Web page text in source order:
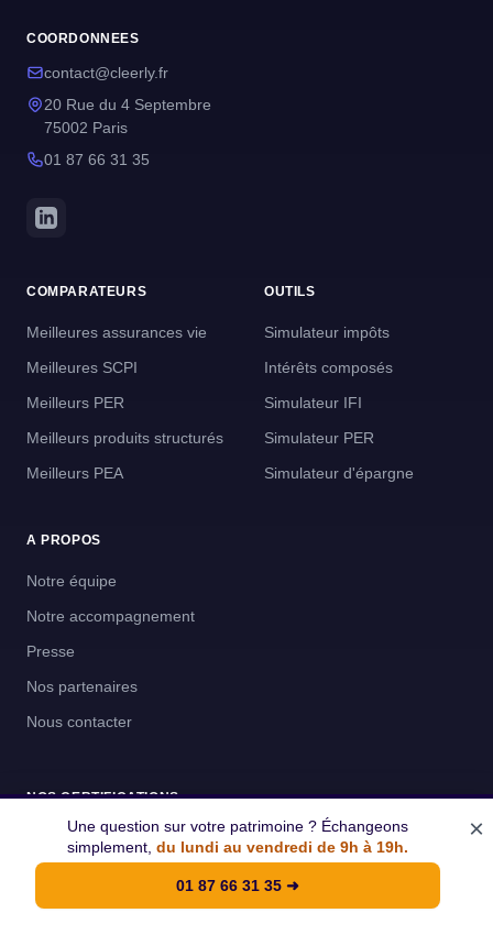
COORDONNEES
contact@cleerly.fr
20 Rue du 4 Septembre
75002 Paris
01 87 66 31 35
COMPARATEURS
Meilleures assurances vie
Meilleures SCPI
Meilleurs PER
Meilleurs produits structurés
Meilleurs PEA
OUTILS
Simulateur impôts
Intérêts composés
Simulateur IFI
Simulateur PER
Simulateur d'épargne
A PROPOS
Notre équipe
Notre accompagnement
Presse
Nos partenaires
Nous contacter
NOS CERTIFICATIONS
Cleerly SAS
RCS de Paris 902 303 015
CNCEF n° 22/4995
Une question sur votre patrimoine ? Échangeons
simplement, du lundi au vendredi de 9h à 19h.
01 87 66 31 35 ➜
×